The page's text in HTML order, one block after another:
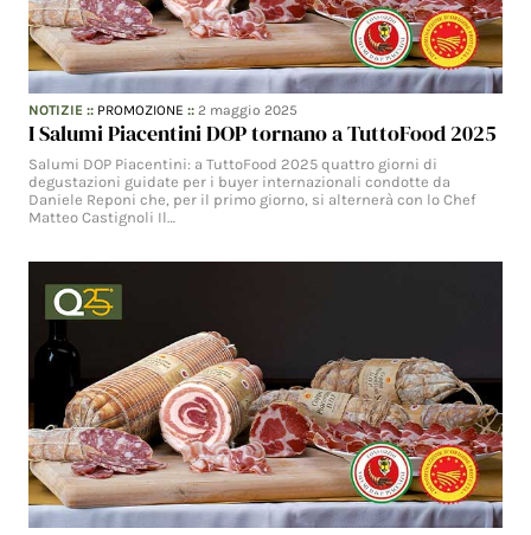
NOTIZIE :: PROMOZIONE ::2 maggio 2025
I Salumi Piacentini DOP tornano a TuttoFood 2025
Salumi DOP Piacentini: a TuttoFood 2025 quattro giorni di
degustazioni guidate per i buyer internazionali condotte da
Daniele Reponi che, per il primo giorno, si alternerà con lo Chef
Matteo Castignoli Il…